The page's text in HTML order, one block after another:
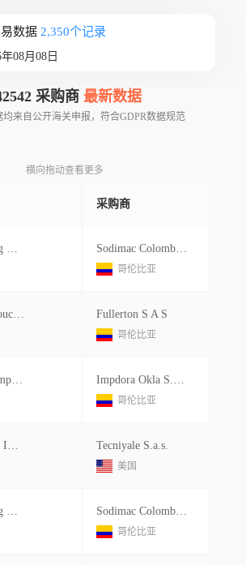
数据 2,350个记录
08月08日
采购商 最新数据
均来自公开海关申报，符合GDPR数据规范
横向拖动查看更多
采购商
Jiaxing Datong Machinery Col Ltd. Sodimac Colombia S.a.
哥伦比亚
Shenzhen 1 Touch Bussiness Services Ltd. Fullerton S A S
哥伦比亚
Ningbo Lisi Imports Impdora Okla S.a.s.
哥伦比亚
Tbm Zhejiang Imports Exp Co.ltd. Tecniyale S.a.s.
美国
Jiaxing Datong Machinery Col Ltd. Sodimac Colombia S.a.
哥伦比亚